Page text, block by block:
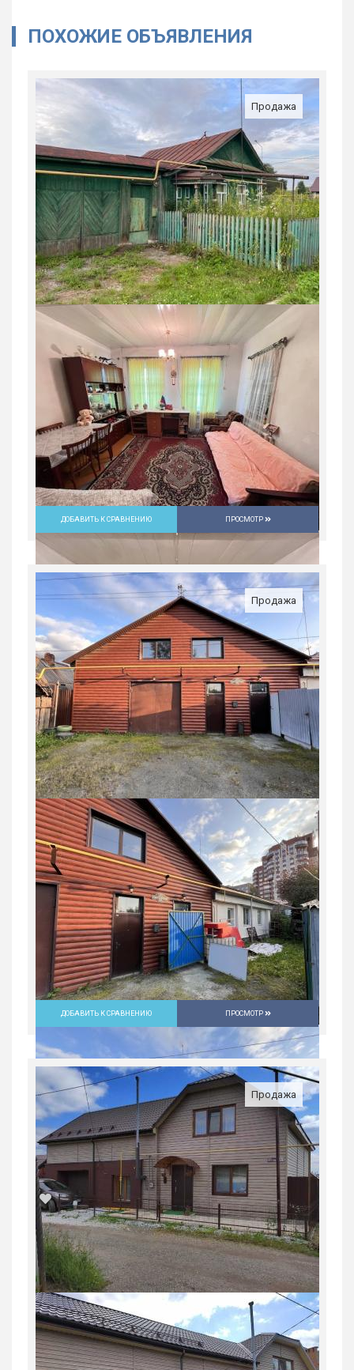
ПОХОЖИЕ ОБЪЯВЛЕНИЯ
Продажа
Продажа, загородная, ул.
компасная,65, 2850000 руб.
Россия, Свердловская область, Нижний
Тагил
2 850 000 руб.
ДОБАВИТЬ К СРАВНЕНИЮ ПРОСМОТР
Продажа
ДОБАВИТЬ К СРАВНЕНИЮ ПРОСМОТР
Продажа